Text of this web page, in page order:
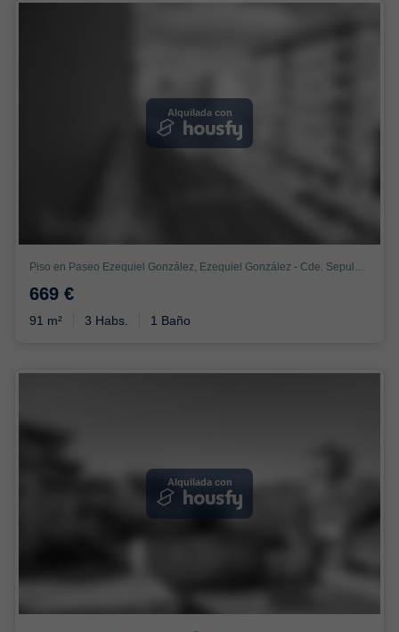
Alquilada con
669 €
91 m² 3 Habs. 1 Baño
Alquilada con